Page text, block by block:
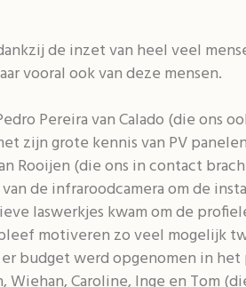
de inzet van heel veel
vooral ook van deze mensen.
Pereira van Calado (die ons
zijn grote kennis van PV
Rooijen (die ons in contact
de infraroodcamera om de
laswerkjes kwam om de
motiveren zo veel mogelijk
budget werd opgenomen in